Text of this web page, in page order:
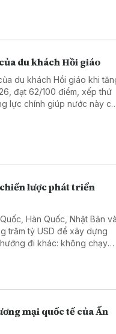
du khách Hồi giáo
du khách Hồi giáo khi
đạt 62/100 điểm, xếp thứ
lực chính giúp nước này
lược phát triển
Hàn Quốc, Nhật Bản và
trăm tỷ USD để xây dựng
đi khác: không chạy
mại quốc tế của Ấn